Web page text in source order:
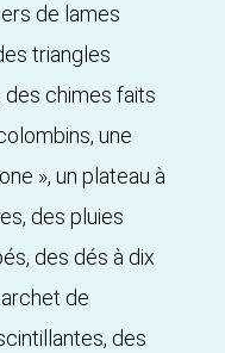
de lames
triangles
chimes faits
une
», un plateau à
des pluies
des dés à dix
de
des